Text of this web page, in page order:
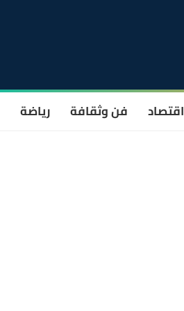
اقتصاد فن وثقافة رياضة